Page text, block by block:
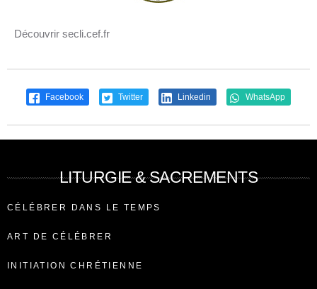
Découvrir secli.cef.fr
Facebook Twitter Linkedin WhatsApp
LITURGIE & SACREMENTS
CÉLÉBRER DANS LE TEMPS
ART DE CÉLÉBRER
INITIATION CHRÉTIENNE